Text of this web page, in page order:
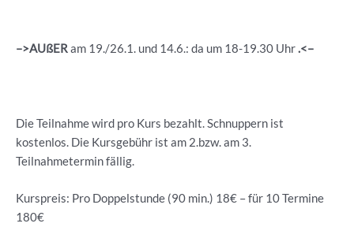
–>AUßERam 19./26.1. und 14.6.: da um 18-19.30 Uhr.<–
Die Teilnahme wird pro Kurs bezahlt. Schnuppern ist
kostenlos. Die Kursgebühr ist am 2.bzw. am 3.
Teilnahmetermin fällig.
Kurspreis: Pro Doppelstunde (90 min.) 18€ – für 10 Termine
180€